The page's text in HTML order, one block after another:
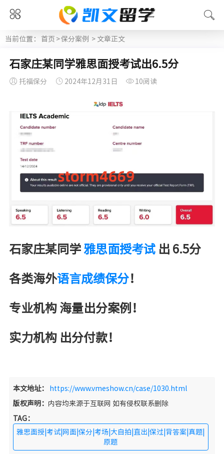
当前位置： 首页 >保分案例 > 文章正文
石家庄某同学雅思面授考试出6.5分
托福保分 2024年12月31日 10阅读
石家庄某同学 雅思面授考试出 6.5分
各类海外语言成绩保分！
专业机构 海量出分案例！
实力机构 出分付款！
本文地址： https://www.vmeshow.cn/case/1030.html
版权声明： 内容均来源于互联网 如有侵权联系删除
TAG：
雅思面授|考试|网面|保分|考场|大自拍|直出|保过|背答案|真题|
原题